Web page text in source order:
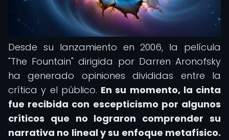
Desde su lanzamiento en 2006, la película
"The Fountain" dirigida por Darren Aronofsky
ha generado opiniones divididas entre la
crítica y el público. En su momento, la cinta
fue recibida con escepticismo por algunos
críticos que no lograron comprender su
narrativa no lineal y su enfoque metafísico.